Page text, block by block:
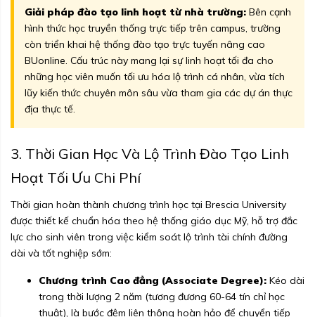
Giải pháp đào tạo linh hoạt từ nhà trường: Bên cạnh
hình thức học truyền thống trực tiếp trên campus, trường
còn triển khai hệ thống đào tạo trực tuyến nâng cao
BUonline. Cấu trúc này mang lại sự linh hoạt tối đa cho
những học viên muốn tối ưu hóa lộ trình cá nhân, vừa tích
lũy kiến thức chuyên môn sâu vừa tham gia các dự án thực
địa thực tế.
3. Thời Gian Học Và Lộ Trình Đào Tạo Linh
Hoạt Tối Ưu Chi Phí
Thời gian hoàn thành chương trình học tại Brescia University
được thiết kế chuẩn hóa theo hệ thống giáo dục Mỹ, hỗ trợ đắc
lực cho sinh viên trong việc kiểm soát lộ trình tài chính đường
dài và tốt nghiệp sớm:
Chương trình Cao đẳng (Associate Degree): Kéo dài
trong thời lượng 2 năm (tương đương 60-64 tín chỉ học
thuật), là bước đệm liên thông hoàn hảo để chuyển tiếp